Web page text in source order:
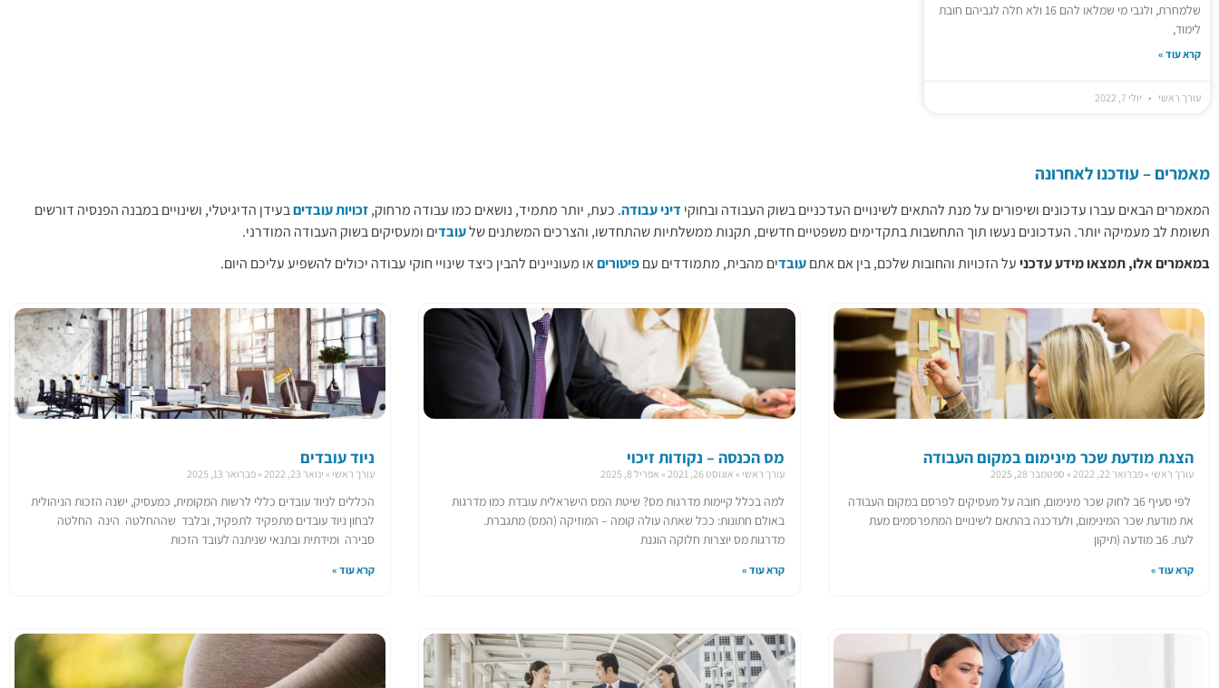
שלמחרת, ולגבי מי שמלאו להם 16 ולא חלה לגביהם חובת
לימוד,
קרא עוד »
עורך ראשי יולי 7, 2022
מאמרים – עודכנו לאחרונה
המאמרים הבאים עברו עדכונים ושיפורים על מנת להתאים לשינויים העדכניים בשוק העבודה ובחוקי דיני עבודה. כעת, יותר מתמיד, נושאים כמו עבודה מרחוק,זכויות עובדיםבעידן הדיגיטלי, ושינויים במבנה הפנסיה דורשים
תשומת לב מעמיקה יותר. העדכונים נעשו תוך התחשבות בתקדימים משפטיים חדשים, תקנות ממשלתיות שהתחדשו, והצרכים המשתנים שלעובדים ומעסיקים בשוק העבודה המודרני.
במאמרים אלו, תמצאו מידע עדכניעל הזכויות והחובות שלכם, בין אם אתםעובדים מהבית, מתמודדים עםפיטוריםאו מעוניינים להבין כיצד שינויי חוקי עבודה יכולים להשפיע עליכם היום.
הצגת מודעת שכר מינימום במקום העבודה
עורך ראשי פברואר 22, 2022 ספטמבר 28, 2025
​לפי סעיף 6ב לחוק שכר מינימום, חובה על מעסיקים לפרסם במקום העבודה
את מודעת שכר המינימום, ולעדכנה בהתאם לשינויים המתפרסמים מעת
לעת. 6ב מודעה (תיקון
קרא עוד »
מס הכנסה – נקודות זיכוי
עורך ראשי אוגוסט 26, 2021 אפריל 8, 2025
למה בכלל קיימות מדרגות מס? שיטת המס הישראלית עובדת כמו מדרגות
באולם חתונות: ככל שאתה עולה קומה – המוזיקה (המס) מתגברת.
מדרגות מס יוצרות חלוקה הוגנת
קרא עוד »
ניוד עובדים
עורך ראשי ינואר 23, 2022 פברואר 13, 2025
הכללים לניוד עובדים כללי לרשות המקומית, כמעסיק, ישנה הזכות הניהולית
לבחון ניוד עובדים מתפקיד לתפקיד, ובלבד שההחלטה הינה החלטה
סבירה ומידתית ובתנאי שניתנה לעובד הזכות
קרא עוד »